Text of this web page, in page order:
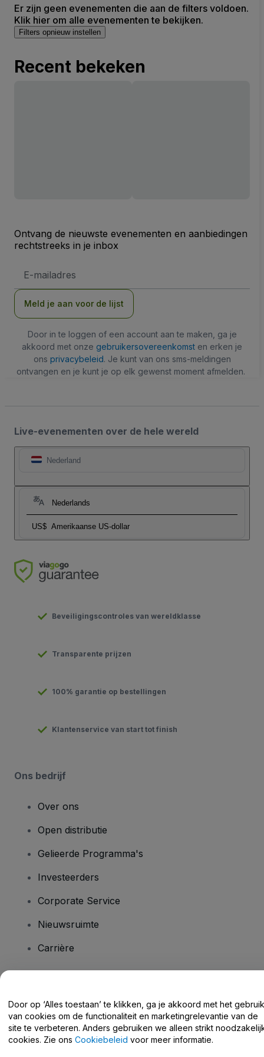
Er zijn geen evenementen die aan de filters voldoen.
Klik hier om alle evenementen te bekijken.
Filters opnieuw instellen
Recent bekeken
Ontvang de nieuwste evenementen en aanbiedingen
rechtstreeks in je inbox
mailadres
Meld je aan voor de lijst
Door in te loggen of een account aan te maken, ga je
akkoord met onze gebruikersovereenkomst en erken je
ons privacybeleid. Je kunt van ons sms-meldingen
ontvangen en je kunt je op elk gewenst moment afmelden.
Live-evenementen over de hele wereld
Nederland
Nederlands
US$ Amerikaanse US-dollar
Beveiligingscontroles van wereldklasse
Transparente prijzen
100% garantie op bestellingen
Klantenservice van start tot finish
Ons bedrijf
Over ons
Open distributie
Gelieerde Programma's
Investeerders
Corporate Service
Nieuwsruimte
Carrière
Helpcentrum / Neem Contact Met Ons Op
Door op ‘Alles toestaan’ te klikken, ga je akkoord met het gebruik
van cookies om de functionaliteit en marketingrelevantie van de
site te verbeteren. Anders gebruiken we alleen strikt
cookies. Zie ons Cookiebeleid voor meer informatie.